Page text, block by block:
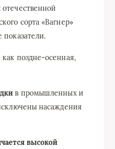
отечественной
сорта «Вагнер»
показатели.
поздне-осенная,
в промышленных и
насаждения
высокой